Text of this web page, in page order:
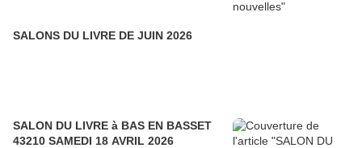
SALONS DU LIVRE DE JUIN 2026
SALON DU LIVRE à BAS EN BASSET
43210 SAMEDI 18 AVRIL 2026